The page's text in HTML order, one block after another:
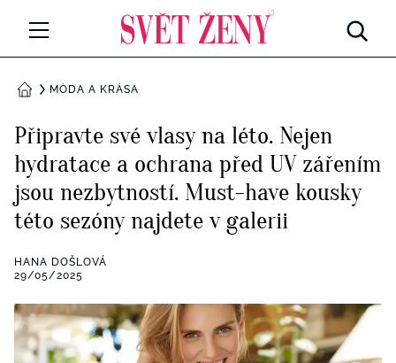
Všechny kategorie
Rozhovory
RETROHUBKY
PSYCHOLOGIE
Seberozvoj
ZDRAVÍ
Životní styl
ZÁBAVA
Všechny kategorie
BYDLENÍ
DOMŮMÓDA A KRÁSA
Připravte své vlasy na léto. Nejen
hydratace a ochrana před UV zářením
jsou nezbytností. Must-have kousky
této sezóny najdete v galerii
HANA DOŠLOVÁ
29/05/2025